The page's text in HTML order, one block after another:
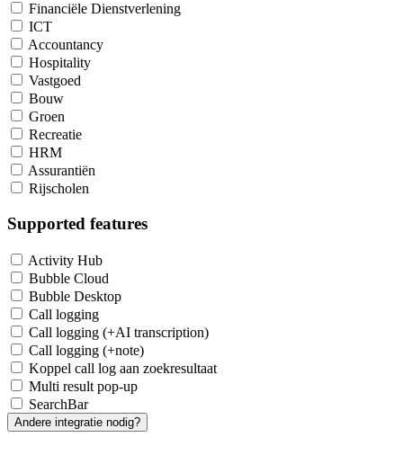
Financiële Dienstverlening
ICT
Accountancy
Hospitality
Vastgoed
Bouw
Groen
Recreatie
HRM
Assurantiën
Rijscholen
Supported features
Activity Hub
Bubble Cloud
Bubble Desktop
Call logging
Call logging (+AI transcription)
Call logging (+note)
Koppel call log aan zoekresultaat
Multi result pop-up
SearchBar
Andere integratie nodig?